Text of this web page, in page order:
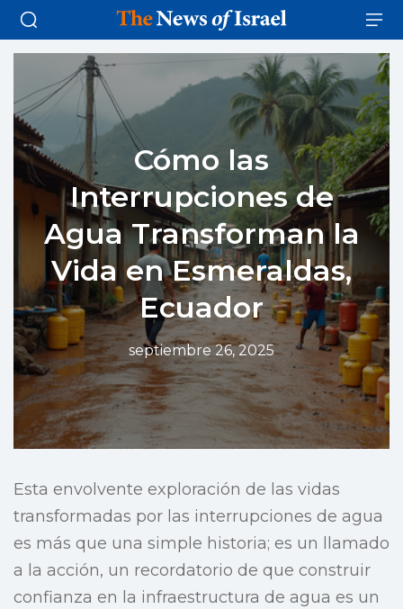
Cómo las
Interrupciones de
Agua Transforman la
Vida en Esmeraldas,
Ecuador
septiembre 26, 2025
Esta envolvente exploración de las vidas
transformadas por las interrupciones de agua
es más que una simple historia; es un llamado
a la acción, un recordatorio de que construir
confianza en la infraestructura de agua es un